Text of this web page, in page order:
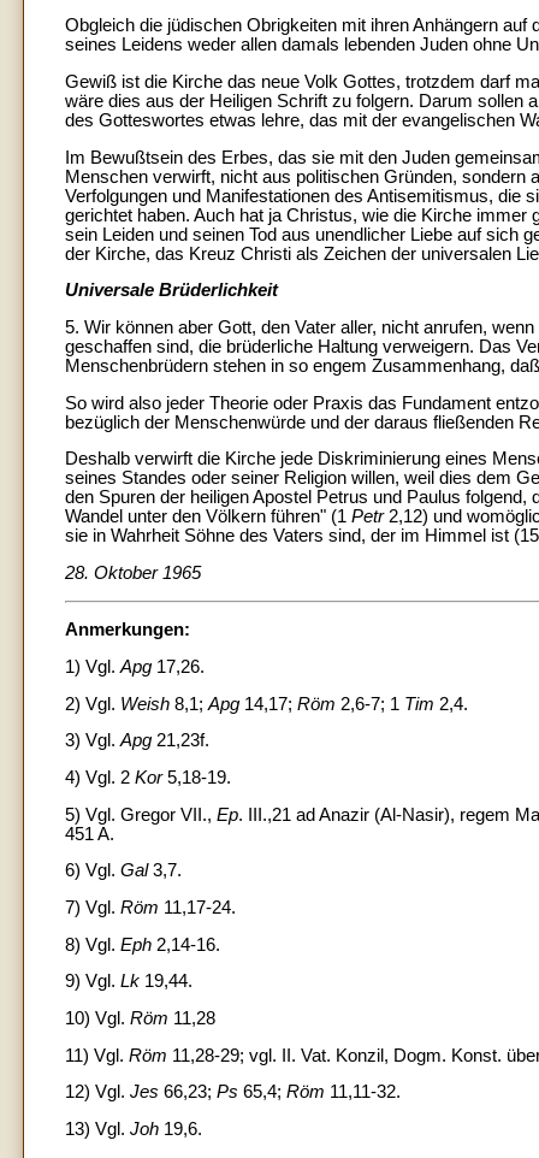
Obgleich die jüdischen Obrigkeiten mit ihren Anhängern
seines Leidens weder allen damals lebenden Juden ohne
Gewiß ist die Kirche das neue Volk Gottes, trotzdem darf
wäre dies aus der Heiligen Schrift zu folgern. Darum sollen
des Gotteswortes etwas lehre, das mit der evangelischen
Im Bewußtsein des Erbes, das sie mit den Juden
Menschen verwirft, nicht aus politischen Gründen, sondern
Verfolgungen und Manifestationen des Antisemitismus, die
gerichtet haben. Auch hat ja Christus, wie die Kirche immer
sein Leiden und seinen Tod aus unendlicher Liebe auf sich
der Kirche, das Kreuz Christi als Zeichen der universalen
Universale Brüderlichkeit
5. Wir können aber Gott, den Vater aller, nicht anrufen,
geschaffen sind, die brüderliche Haltung verweigern. Das
Menschenbrüdern stehen in so engem Zusammenhang,
So wird also jeder Theorie oder Praxis das Fundament
bezüglich der Menschenwürde und der daraus fließenden
Deshalb verwirft die Kirche jede Diskriminierung eines
seines Standes oder seiner Religion willen, weil dies dem
den Spuren der heiligen Apostel Petrus und Paulus
Wandel unter den Völkern führen" (1 Petr2,12) und
sie in Wahrheit Söhne des Vaters sind, der im Himmel ist
28. Oktober 1965
Anmerkungen:
1) Vgl. Apg 17,26.
2) Vgl. Weish 8,1; Apg 14,17; Röm 2,6-7; 1 Tim 2,4.
3) Vgl.Apg 21,23f.
4) Vgl. 2 Kor5,18-19.
5) Vgl. Gregor VII., Ep. III.,21 ad Anazir (Al-Nasir), regem
451 A.
6) Vgl. Gal3,7.
7) Vgl. Röm 11,17-24.
8) Vgl. Eph 2,14-16.
9) Vgl. Lk 19,44.
10) Vgl. Röm 11,28
11) Vgl. Röm 11,28-29; vgl. II. Vat. Konzil, Dogm. Konst.
12) Vgl. Jes 66,23; Ps 65,4; Röm 11,11-32.
13) Vgl. Joh 19,6.